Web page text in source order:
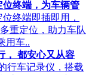
位终端，为车辆管
终端即插即用，
重定位，助力车队
用车..
， 都安心又从容
行车记录仪，搭载